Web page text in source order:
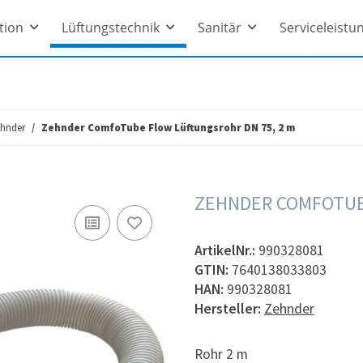
Lüftungstechnik Sanitär
Zehnder ComfoTube Flow Lüftungsrohr DN 75, 2 m
ZEHNDER
ArtikelNr.: 990328081
GTIN: 7640138033803
HAN: 990328081
Hersteller: Zehnder
Rohr 2 m